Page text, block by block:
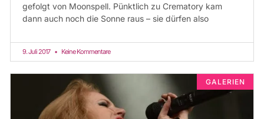
gefolgt von Moonspell. Pünktlich zu Crematory kam
dann auch noch die Sonne raus – sie dürfen also
9. Juli 2017 Keine Kommentare
GALERIEN